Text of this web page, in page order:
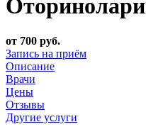
от 700 руб.
Запись на приём
Описание
Врачи
Цены
Отзывы
Другие услуги